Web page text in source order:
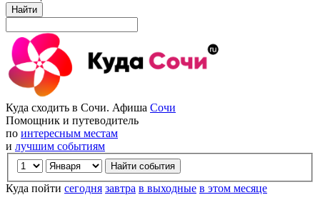
Найти
Куда сходить в Сочи. Афиша Сочи
Помощник и путеводитель
по интересным местам
и лучшим событиям
Куда пойти сегодня завтра в выходные в этом месяце